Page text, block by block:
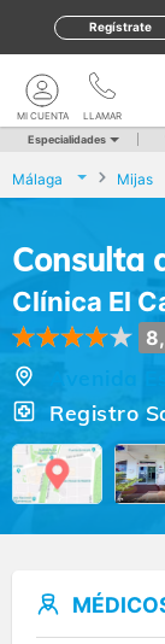
Regístrate
LLAMAR
MI CUENTA
Especialidades
Málaga Mijas
Consulta
Clínica El
Registro